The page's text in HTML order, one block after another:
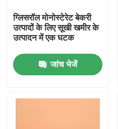
घर
ग्लिसरॉल मोनोस्टेरेट बेकरी
उत्पादों के लिए सूखी खमीर के
उत्पादन में एक घटक
जांच भेजें